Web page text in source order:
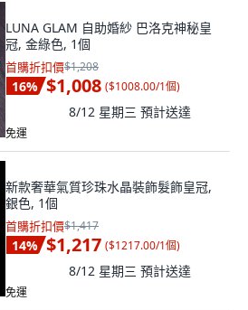
LUNA GLAM 自助婚紗 巴洛克神秘皇
冠, 金綠色, 1個
首購折扣價$1,208
16% $1,008 ($1008.00/1個)
8/12 星期三 預計送達
免運
新款奢華氣質珍珠水晶裝飾髮飾皇冠,
銀色, 1個
首購折扣價$1,417
14% $1,217 ($1217.00/1個)
8/12 星期三 預計送達
免運